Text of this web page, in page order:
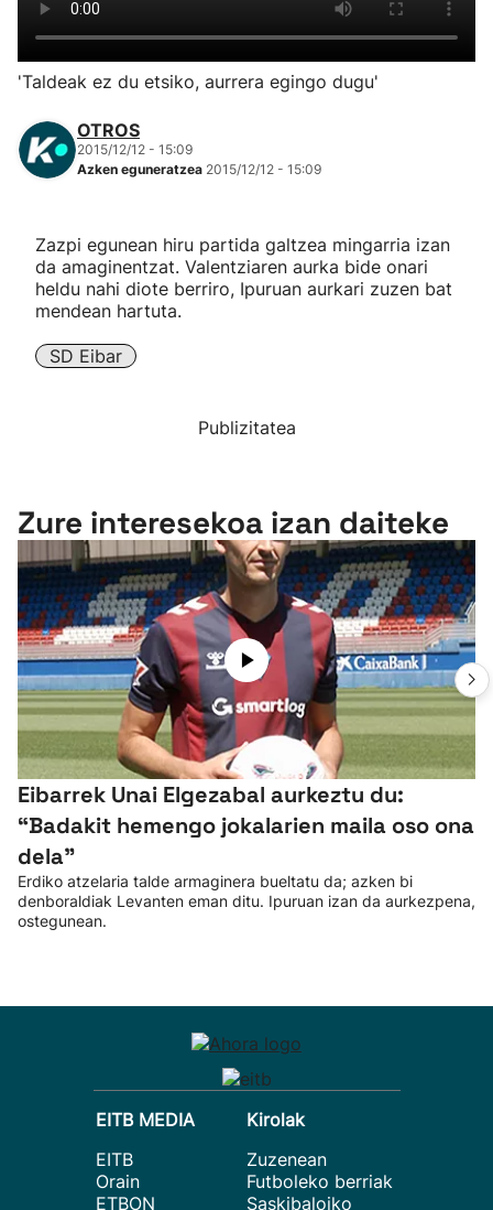
Herri-kirolak
Eskubaloia
Kirolak 360
Mendi-lasterketak
'Taldeak ez du etsiko, aurrera egingo dugu'
OTROS
2015/12/12 - 15:09
Azken eguneratzea 2015/12/12 - 15:09
Zazpi egunean hiru partida galtzea mingarria izan
da amaginentzat. Valentziaren aurka bide onari
heldu nahi diote berriro, Ipuruan aurkari zuzen bat
mendean hartuta.
SD Eibar
Publizitatea
Zure interesekoa izan daiteke
Eibarrek Unai Elgezabal aurkeztu du:
“Badakit hemengo jokalarien maila oso ona
dela”
Erdiko atzelaria talde armaginera bueltatu da; azken bi
denboraldiak Levanten eman ditu. Ipuruan izan da aurkezpena,
ostegunean.
EITB MEDIA
EITB
Orain
ETBON
Kirolak
Zuzenean
Futboleko berriak
Saskibaloiko